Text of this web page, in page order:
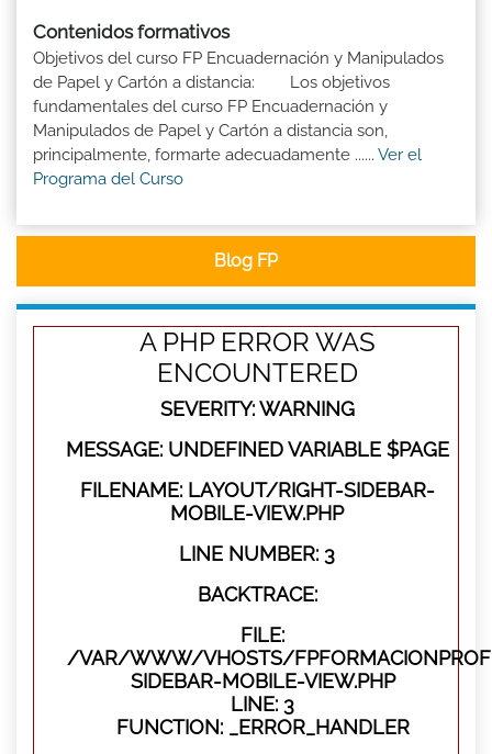
Contenidos formativos
Objetivos del curso FP Encuadernación y Manipulados
de Papel y Cartón a distancia: Los objetivos
fundamentales del curso FP Encuadernación y
Manipulados de Papel y Cartón a distancia son,
principalmente, formarte adecuadamente ...... Ver el
Programa del Curso
Blog FP
A PHP ERROR WAS
ENCOUNTERED
SEVERITY: WARNING
MESSAGE: UNDEFINED VARIABLE $PAGE
FILENAME: LAYOUT/RIGHT-SIDEBAR-
MOBILE-VIEW.PHP
LINE NUMBER: 3
BACKTRACE:
FILE:
/VAR/WWW/VHOSTS/
SIDEBAR-MOBILE-VIEW.PHP
LINE: 3
FUNCTION: _ERROR_HANDLER